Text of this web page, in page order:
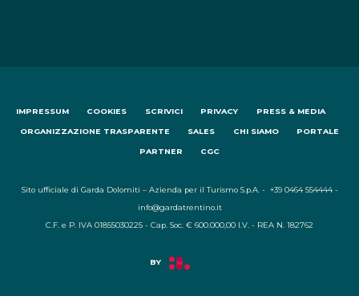
IMPRESSUM COOKIES SCRIVICI PRIVACY PRESS & MEDIA
ORGANIZZAZIONE TRASPARENTE SALES CHI SIAMO PORTALE
PARTNER CGC
Sito ufficiale di Garda Dolomiti – Azienda per il Turismo S.p.A. - +39 0464 554444 -
info@gardatrentino.it
C.F. e P. IVA 01855030225 - Cap. Soc. € 600.000,00 I.V. - REA N. 182762